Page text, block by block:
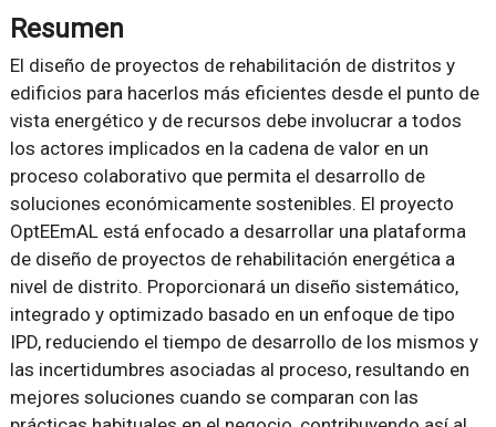
Resumen
El diseño de proyectos de rehabilitación de distritos y
edificios para hacerlos más eficientes desde el punto de
vista energético y de recursos debe involucrar a todos
los actores implicados en la cadena de valor en un
proceso colaborativo que permita el desarrollo de
soluciones económicamente sostenibles. El proyecto
OptEEmAL está enfocado a desarrollar una plataforma
de diseño de proyectos de rehabilitación energética a
nivel de distrito. Proporcionará un diseño sistemático,
integrado y optimizado basado en un enfoque de tipo
IPD, reduciendo el tiempo de desarrollo de los mismos y
las incertidumbres asociadas al proceso, resultando en
mejores soluciones cuando se comparan con las